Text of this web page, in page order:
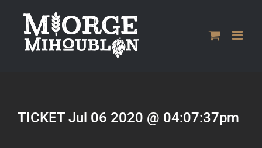
contenu
TICKET Jul 06 2020 @ 04:07:37pm